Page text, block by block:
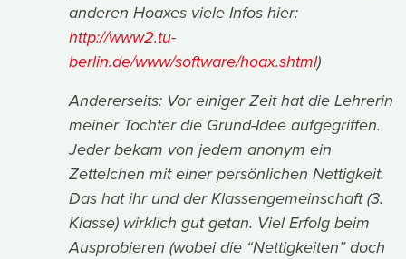
anderen Hoaxes viele Infos hier:
http://www2.tu-
berlin.de/www/software/hoax.shtml)
Andererseits: Vor einiger Zeit hat die Lehrerin
meiner Tochter die Grund-Idee aufgegriffen.
Jeder bekam von jedem anonym ein
Zettelchen mit einer persönlichen Nettigkeit.
Das hat ihr und der Klassengemeinschaft (3.
Klasse) wirklich gut getan. Viel Erfolg beim
Ausprobieren (wobei die “Nettigkeiten” doch